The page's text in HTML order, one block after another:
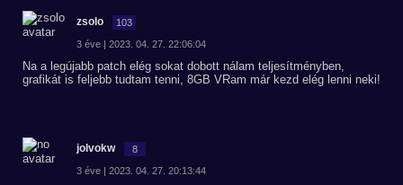
zsolo 103
3 éve | 2023. 04. 27. 22:06:04
Na a legújabb patch elég sokat dobott nálam teljesítményben,
grafikát is feljebb tudtam tenni, 8GB VRam már kezd elég lenni neki!
jolvokw 8
3 éve | 2023. 04. 27. 20:13:44